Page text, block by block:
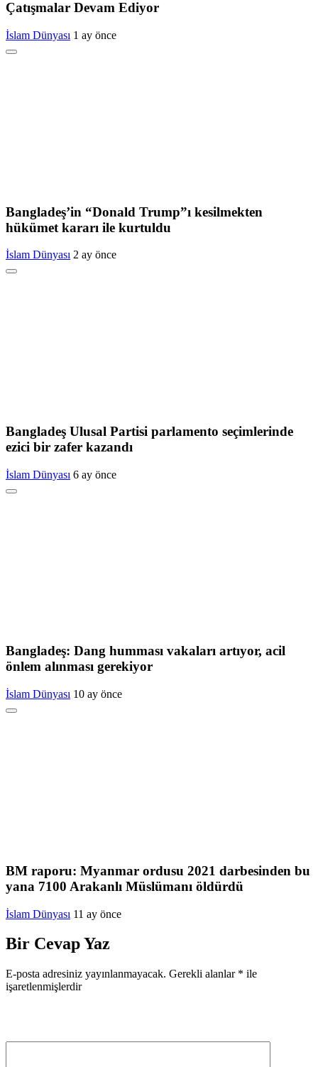
Çatışmalar Devam Ediyor
İslam Dünyası 1 ay önce
Bangladeş’in “Donald Trump”ı kesilmekten
hükümet kararı ile kurtuldu
İslam Dünyası 2 ay önce
Bangladeş Ulusal Partisi parlamento seçimlerinde
ezici bir zafer kazandı
İslam Dünyası 6 ay önce
Bangladeş: Dang humması vakaları artıyor, acil
önlem alınması gerekiyor
İslam Dünyası 10 ay önce
BM raporu: Myanmar ordusu 2021 darbesinden bu
yana 7100 Arakanlı Müslümanı öldürdü
İslam Dünyası 11 ay önce
Bir Cevap Yaz
E-posta adresiniz yayınlanmayacak. Gerekli alanlar * ile
işaretlenmişlerdir